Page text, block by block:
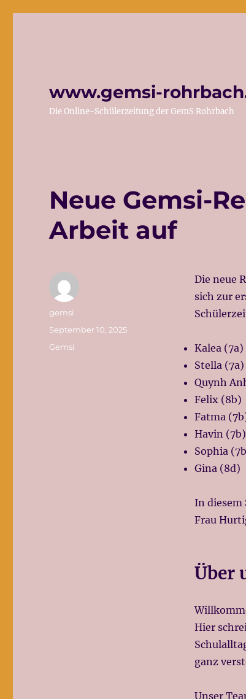
www.gemsi-
Die Online-Schülerzeitung der GemS Rohrbach
Neue Gemsi-
Arbeit auf
Die neue
sich zur
Kalea (7a)
Stella (7a)
Quynh
Felix (8b)
Fatma
Havin (7b)
Sophia
Gina (8d)
In diesem
Frau
Über
Hier
ganz
Unser
Autor
gemsi
Veröffentlicht
September 10, 2025
Kategorien
Gemsi